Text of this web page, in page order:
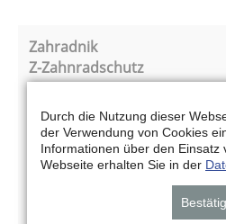
Zahradnik
Z-Zahnradschutz
Durch die Nutzung dieser
der Verwendung von Cookies
Informationen über den Einsatz
Webseite erhalten Sie in der